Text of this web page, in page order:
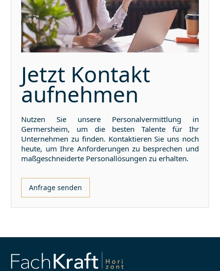
Jetzt Kontakt
aufnehmen
Nutzen Sie unsere Personalvermittlung in
Germersheim, um die besten Talente für Ihr
Unternehmen zu finden. Kontaktieren Sie uns noch
heute, um Ihre Anforderungen zu besprechen und
maßgeschneiderte Personallösungen zu erhalten.
Anfrage senden